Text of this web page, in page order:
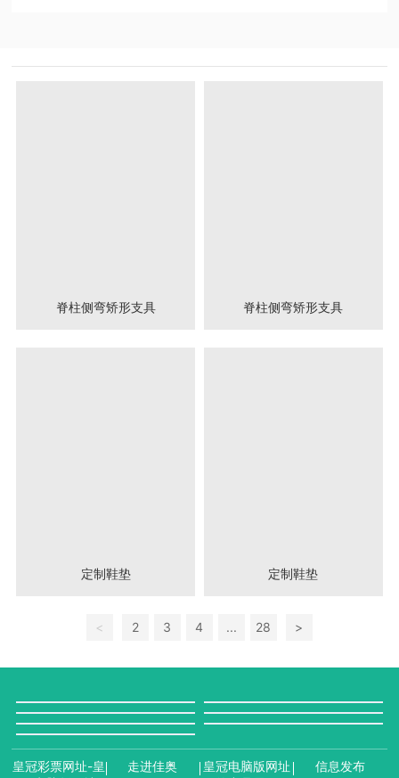
脊柱侧弯矫形支具 脊柱侧弯矫形支具
定制鞋垫 定制鞋垫
< 2 3 4 ... 28 >
皇冠彩票网址-皇
走进佳奥
皇冠电脑版网址
信息发布